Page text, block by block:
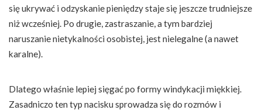
się ukrywać i odzyskanie pieniędzy staje się jeszcze trudniejsze
niż wcześniej. Po drugie, zastraszanie, a tym bardziej
naruszanie nietykalności osobistej, jest nielegalne (a nawet
karalne).
Dlatego właśnie lepiej sięgać po formy windykacji miękkiej.
Zasadniczo ten typ nacisku sprowadza się do rozmów i